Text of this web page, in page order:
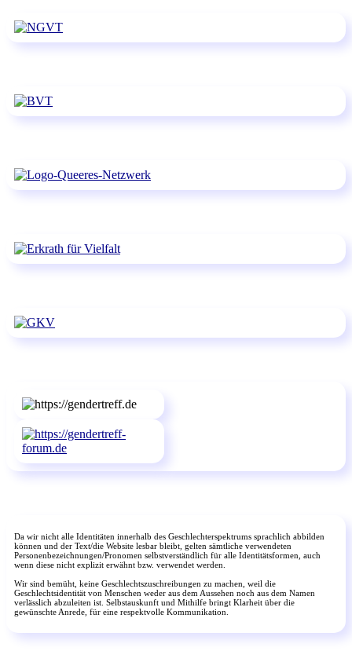
Da wir nicht alle Identitäten innerhalb des Geschlechterspektrums sprachlich abbilden
können und der Text/die Website lesbar bleibt, gelten sämtliche verwendeten
Personenbezeichnungen/Pronomen selbstverständlich für alle Identitätsformen, auch
wenn diese nicht explizit erwähnt bzw. verwendet werden.
Wir sind bemüht, keine Geschlechtszuschreibungen zu machen, weil die
Geschlechtsidentität von Menschen weder aus dem Aussehen noch aus dem Namen
verlässlich abzuleiten ist. Selbstauskunft und Mithilfe bringt Klarheit über die
gewünschte Anrede, für eine respektvolle Kommunikation.